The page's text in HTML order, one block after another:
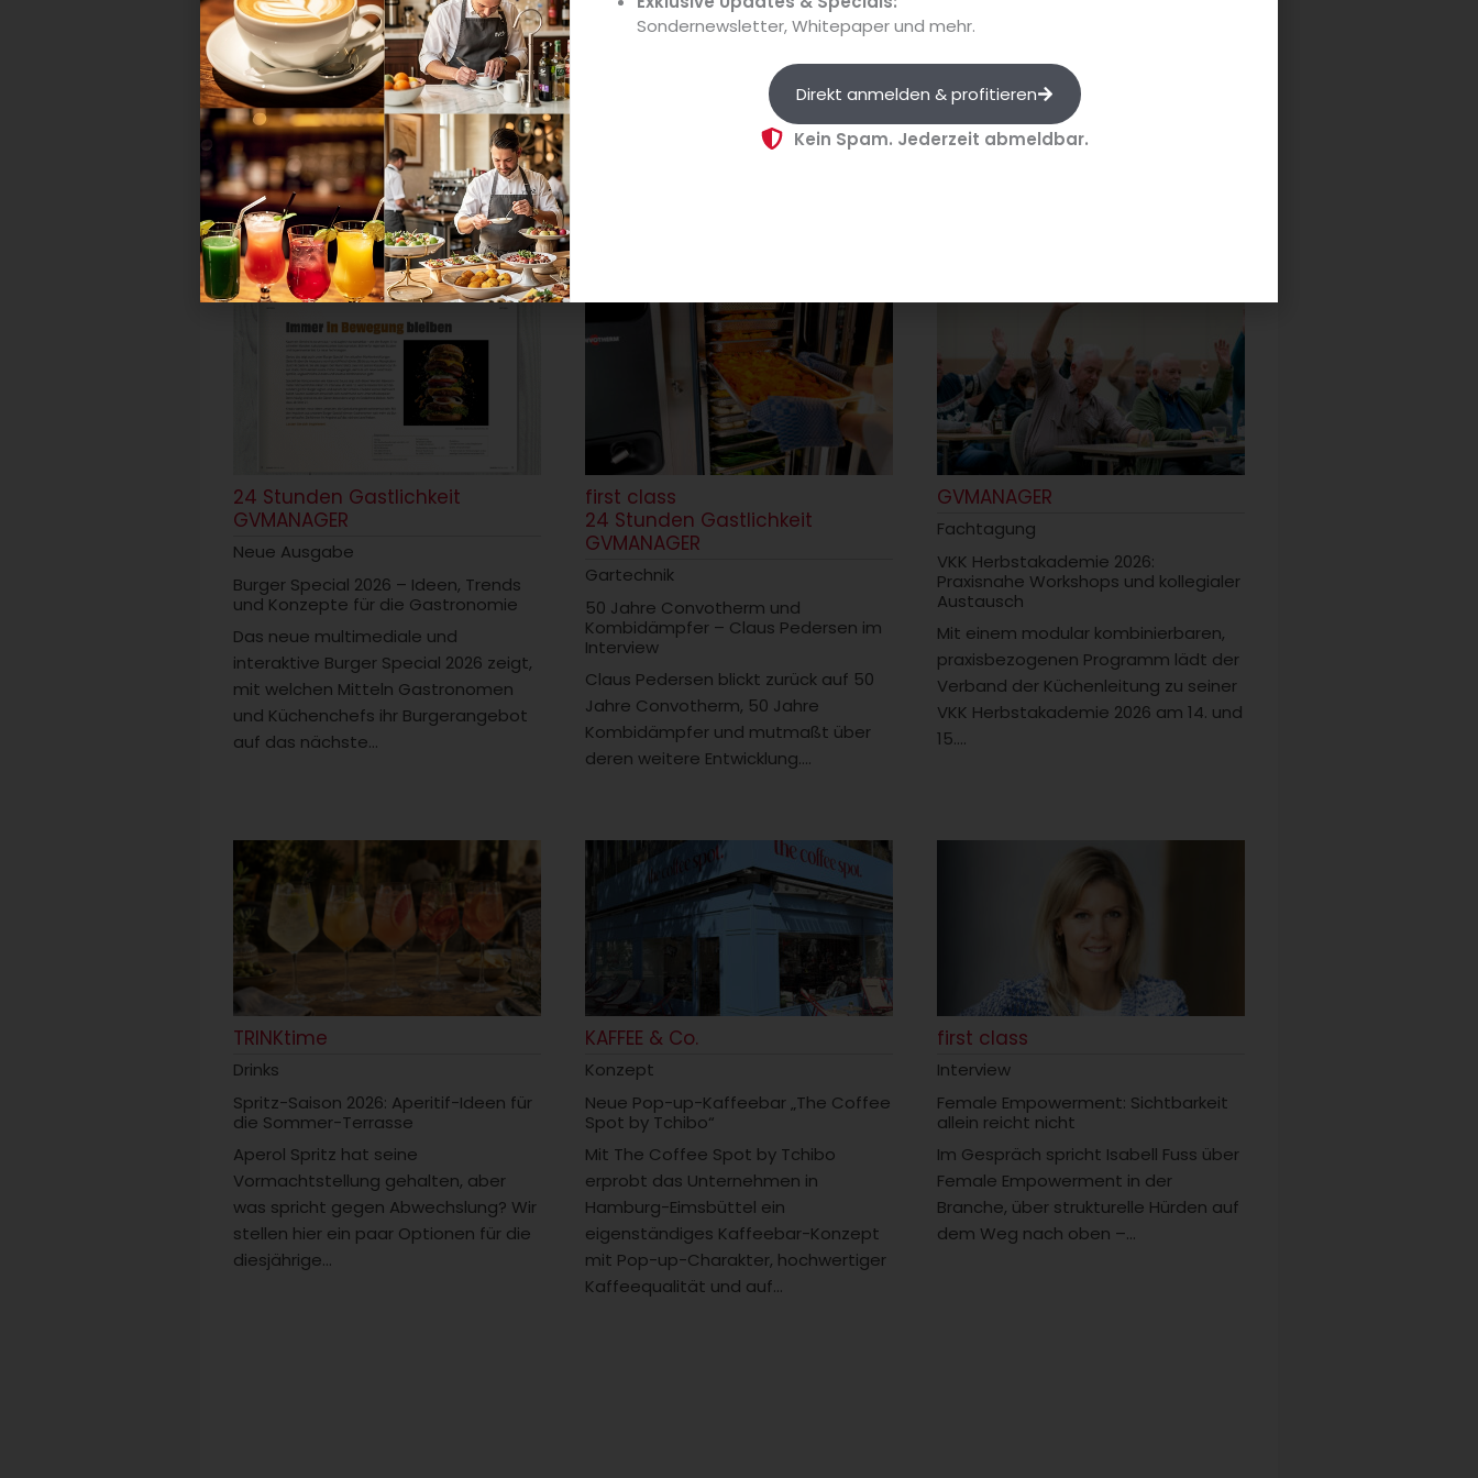
Entwicklungen aus der Branche gibt.
Mehr zum Thema
24 Stunden Gastlichkeit
GVMANAGER
Neue Ausgabe
Burger Special 2026 – Ideen, Trends
und Konzepte für die Gastronomie
Das neue multimediale und
interaktive Burger Special 2026 zeigt,
mit welchen Mitteln Gastronomen
und Küchenchefs ihr Burgerangebot
auf das nächste...
first class
24 Stunden Gastlichkeit
GVMANAGER
Gartechnik
50 Jahre Convotherm und
Kombidämpfer – Claus Pedersen im
Interview
Claus Pedersen blickt zurück auf 50
Jahre Convotherm, 50 Jahre
Kombidämpfer und mutmaßt über
deren weitere Entwicklung....
GVMANAGER
Fachtagung
VKK Herbstakademie 2026:
Praxisnahe Workshops und kollegialer
Austausch
Mit einem modular kombinierbaren,
praxisbezogenen Programm lädt der
Verband der Küchenleitung zu seiner
VKK Herbstakademie 2026 am 14. und
15....
TRINKtime
Drinks
Spritz-Saison 2026: Aperitif-Ideen für
die Sommer-Terrasse
Aperol Spritz hat seine
Vormachtstellung gehalten, aber
was spricht gegen Abwechslung? Wir
stellen hier ein paar Optionen für die
diesjährige...
KAFFEE & Co.
Konzept
Neue Pop-up-Kaffeebar „The Coffee
Spot by Tchibo“
Mit The Coffee Spot by Tchibo
erprobt das Unternehmen in
Hamburg-Eimsbüttel ein
eigenständiges Kaffeebar-Konzept
mit Pop-up-Charakter, hochwertiger
Kaffeequalität und auf...
first class
Interview
Female Empowerment: Sichtbarkeit
allein reicht nicht
Im Gespräch spricht Isabell Fuss über
Female Empowerment in der
Branche, über strukturelle Hürden auf
dem Weg nach oben –...
Sondernewsletter, Whitepaper und mehr.
Direkt anmelden & profitieren
Kein Spam. Jederzeit abmeldbar.